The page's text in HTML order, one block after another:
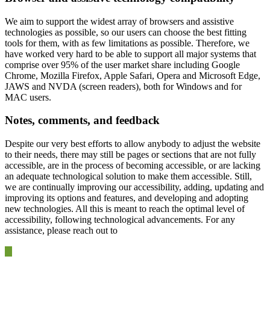
We aim to support the widest array of browsers and assistive
technologies as possible, so our users can choose the best fitting
tools for them, with as few limitations as possible. Therefore, we
have worked very hard to be able to support all major systems that
comprise over 95% of the user market share including Google
Chrome, Mozilla Firefox, Apple Safari, Opera and Microsoft Edge,
JAWS and NVDA (screen readers), both for Windows and for
MAC users.
Notes, comments, and feedback
Despite our very best efforts to allow anybody to adjust the website
to their needs, there may still be pages or sections that are not fully
accessible, are in the process of becoming accessible, or are lacking
an adequate technological solution to make them accessible. Still,
we are continually improving our accessibility, adding, updating and
improving its options and features, and developing and adopting
new technologies. All this is meant to reach the optimal level of
accessibility, following technological advancements. For any
assistance, please reach out to